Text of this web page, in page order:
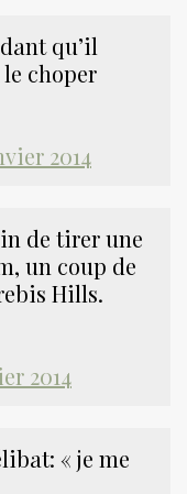
qu’il
choper
2014
de tirer une
un coup de
Hills.
2014
« je me